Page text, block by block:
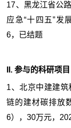
17、黑龙江省公
应急“十四五”发
6，已结题
II. 参与的科研项目
1、北京中建建
链的建材碳排放
6），30万元，